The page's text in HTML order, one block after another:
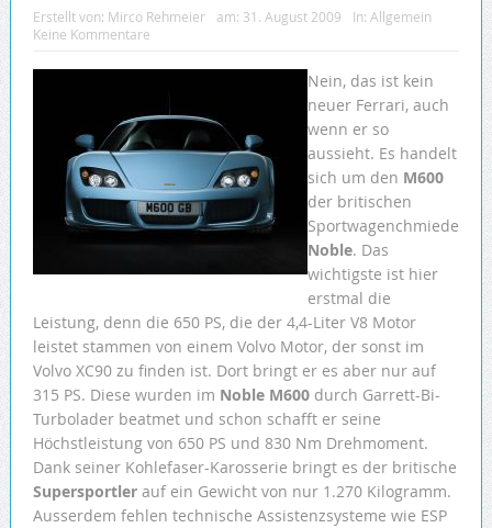
Erstellt von: Mirco Rehmeier am: 31. August 2009 In: Allgemein
Keine Kommentare
Nein, das ist kein
neuer Ferrari, auch
wenn er so
aussieht. Es handelt
sich um den M600
der britischen
Sportwagenchmiede
Noble. Das
wichtigste ist hier
erstmal die
Leistung, denn die 650 PS, die der 4,4-Liter V8 Motor
leistet stammen von einem Volvo Motor, der sonst im
Volvo XC90 zu finden ist. Dort bringt er es aber nur auf
315 PS. Diese wurden im Noble M600durch Garrett-Bi-
Turbolader beatmet und schon schafft er seine
Höchstleistung von 650 PS und 830 Nm Drehmoment.
Dank seiner Kohlefaser-Karosserie bringt es der britische
Supersportlerauf ein Gewicht von nur 1.270 Kilogramm.
Ausserdem fehlen technische Assistenzsysteme wie ESP